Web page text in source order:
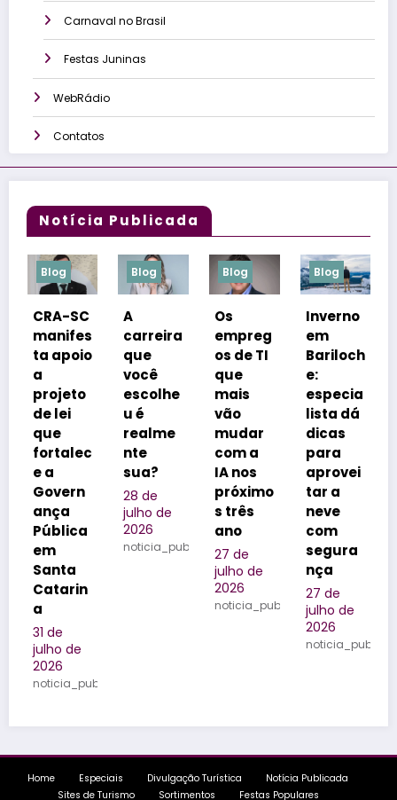
Carnaval no Brasil
Festas Juninas
WebRádio
Contatos
Notícia Publicada
Blog
A
carreira
que
escolhe
u é
realme
nte
sua?
28 de
julho de
2026
noticia_publicada
Blog
empreg
os de TI
que
mais
vão
mudar
com a
IA nos
próximo
s três
ano
27 de
noticia_publicada
Blog
Inverno
em
Bariloch
e:
especia
lista dá
dicas
para
aprovei
tar a
neve
com
segura
nça
27 de
julho de
noticia_publicada
Blog
Congre
sso
coloca
polis na
vitrine
dos
realizad
ores de
eventos
do
Brasil
25 de
julho de
2026
Sites de Turismo
Sortimentos
Festas Populares
WebRádio
Contatos